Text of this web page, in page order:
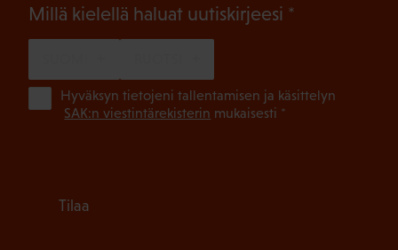
Millä kielellä haluat uutiskirjeesi (Pakollinen)
Hyväksyn tietojeni tallentamisen ja käsittelyn
SAK:n viestintärekisterin mukaisesti *
Tilaa